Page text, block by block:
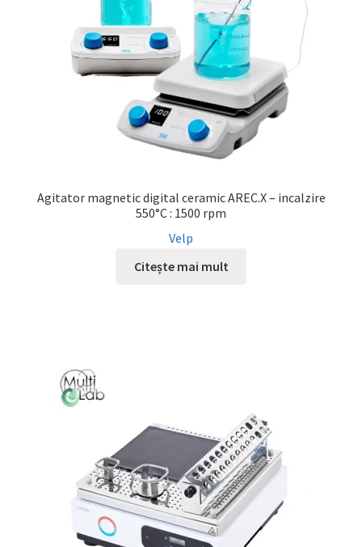
Agitator magnetic digital ceramic AREC.X – incalzire
550°C : 1500 rpm
Velp
Citește mai mult